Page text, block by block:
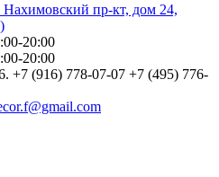
пр-кт, дом 24,
20:00
20:00
+7 (495) 776-